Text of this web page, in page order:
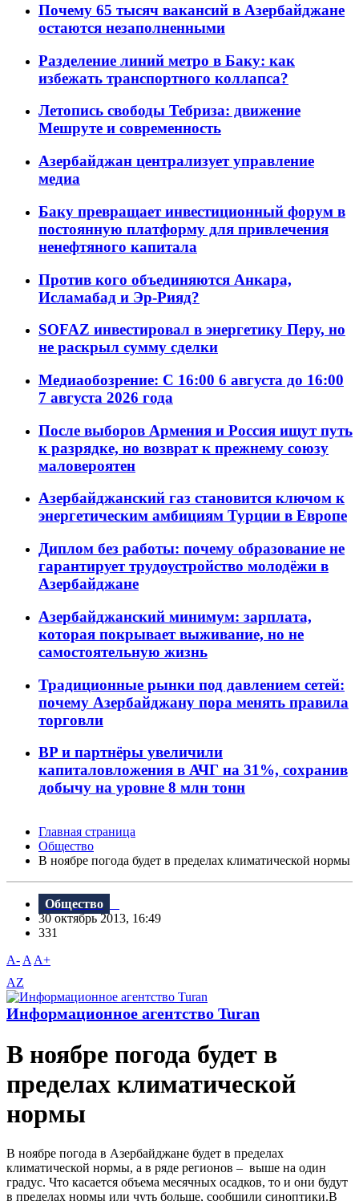
Почему 65 тысяч вакансий в Азербайджане
остаются незаполненными
Разделение линий метро в Баку: как
избежать транспортного коллапса?
Летопись свободы Тебриза: движение
Мешруте и современность
Азербайджан централизует управление
медиа
Баку превращает инвестиционный форум в
постоянную платформу для привлечения
ненефтяного капитала
Против кого объединяются Анкара,
Исламабад и Эр-Рияд?
SOFAZ инвестировал в энергетику Перу, но
не раскрыл сумму сделки
Медиаобозрение: С 16:00 6 августа до 16:00
7 августа 2026 года
После выборов Армения и Россия ищут путь
к разрядке, но возврат к прежнему союзу
маловероятен
Азербайджанский газ становится ключом к
энергетическим амбициям Турции в Европе
Диплом без работы: почему образование не
гарантирует трудоустройство молодёжи в
Азербайджане
Азербайджанский минимум: зарплата,
которая покрывает выживание, но не
самостоятельную жизнь
Традиционные рынки под давлением сетей:
почему Азербайджану пора менять правила
торговли
BP и партнёры увеличили
капиталовложения в АЧГ на 31%, сохранив
добычу на уровне 8 млн тонн
Главная страница
Общество
В ноябре погода будет в пределах климатической нормы
Общество
30 октябрь 2013, 16:49
331
A- A A+
AZ
Информационное агентство Turan
В ноябре погода будет в
пределах климатической
нормы
В ноябре погода в Азербайджане будет в пределах
климатической нормы, а в ряде регионов – выше на один
градус. Что касается объема месячных осадков, то и они будут
в пределах нормы или чуть больше, сообщили синоптики.В